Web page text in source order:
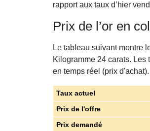
rapport aux taux d’hier
Prix de l’or en
Le tableau suivant montre
Kilogramme 24 carats. Les
en temps réel (prix d'achat).
Taux actuel
Prix de l'offre
Prix demandé